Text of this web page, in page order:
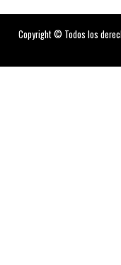
Copyright © Todos los